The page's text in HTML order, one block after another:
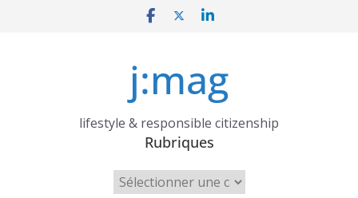
j:mag
lifestyle & responsible citizenship
Rubriques
Rubriques